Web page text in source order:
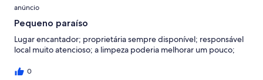
returning.
anúncio
Pequeno paraíso
Lugar encantador; proprietária sempre disponível; responsável
local muito atencioso; a limpeza poderia melhorar um pouco;
0